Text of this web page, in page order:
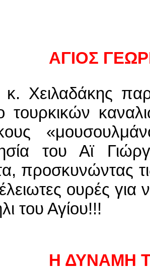
ΑΓΙΟΣ
τουρκικών
του Αϊ
προσκυνώντας
ουρές για
του Αγίου!!!
Η ΔΥΝΑΜΗ